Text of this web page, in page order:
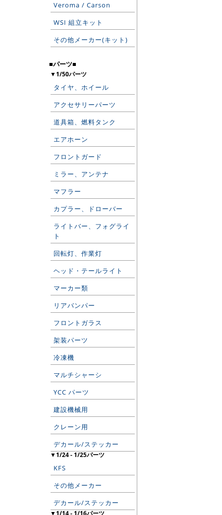
Veroma / Carson
WSI 組立キット
その他メーカー(キット)
■パーツ■
▼1/50パーツ
タイヤ、ホイール
アクセサリーパーツ
道具箱、燃料タンク
エアホーン
フロントガード
ミラー、アンテナ
マフラー
カプラー、ドローバー
ライトバー、フォグライ
ト
回転灯、作業灯
ヘッド・テールライト
マーカー類
リアバンパー
フロントガラス
架装パーツ
冷凍機
マルチシャーシ
YCC パーツ
建設機械用
クレーン用
デカール/ステッカー
▼1/24 - 1/25パーツ
KFS
その他メーカー
デカール/ステッカー
▼1/14 - 1/16パーツ